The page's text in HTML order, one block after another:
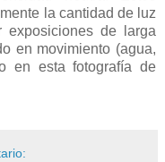
la cantidad de luz
de larga
en movimiento (agua,
en esta fotografía de